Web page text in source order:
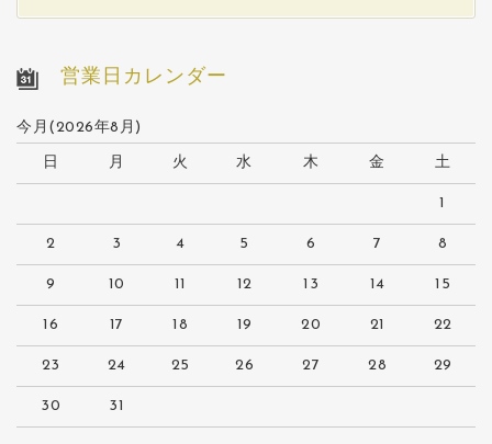
営業日カレンダー
今月(2026年8月)
日 月 火 水 木 金 土
1
2 3 4 5 6 7 8
9 10 11 12 13 14 15
16 17 18 19 20 21 22
23 24 25 26 27 28 29
30 31